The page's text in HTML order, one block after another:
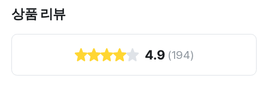
상품 리뷰
4.9 (194)